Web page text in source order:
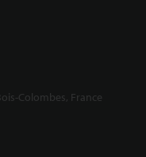
Colombes, France